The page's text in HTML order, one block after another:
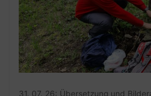
31. 07. 26: Übersetzung und